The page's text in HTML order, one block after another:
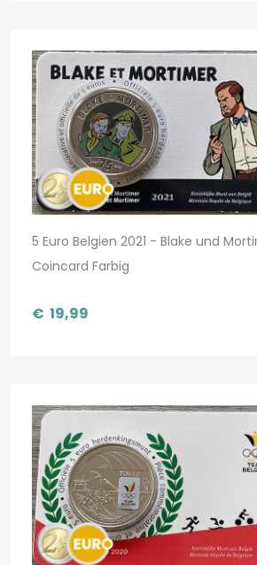
5 Euro Belgien 2021 - Blake und
Coincard Farbig
€ 19,99